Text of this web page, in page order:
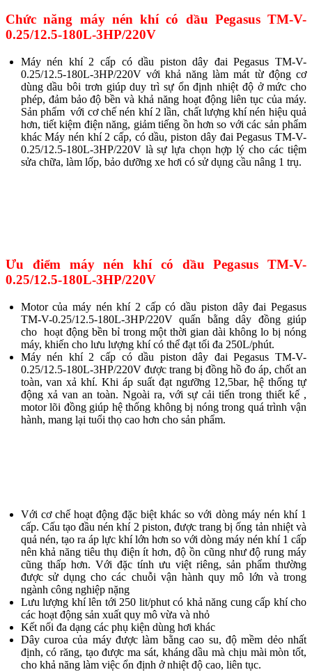
Chức năng máy nén khí có dầu Pegasus TM-V-
0.25/12.5-180L-3HP/220V
Máy nén khí 2 cấp có dầu piston dây đai Pegasus TM-V-
0.25/12.5-180L-3HP/220V với khả năng làm mát từ động cơ
dùng dầu bôi trơn giúp duy trì sự ổn định nhiệt độ ở mức cho
phép, đảm bảo độ bền và khả năng hoạt động liên tục của máy.
Sản phẩm với cơ chế nén khí 2 lần, chất lượng khí nén hiệu quả
hơn, tiết kiệm điện năng, giảm tiếng ồn hơn so với các sản phẩm
khác Máy nén khí 2 cấp, có dầu, piston dây đai Pegasus TM-V-
0.25/12.5-180L-3HP/220V là sự lựa chọn hợp lý cho các tiệm
sửa chữa, làm lốp, bảo dưỡng xe hơi có sử dụng cầu nâng 1 trụ.
Ưu điểm máy nén khí có dầu Pegasus TM-V-
0.25/12.5-180L-3HP/220V
Motor của máy nén khí 2 cấp có dầu piston dây đai Pegasus
TM-V-0.25/12.5-180L-3HP/220V quấn bằng dây đồng giúp
cho hoạt động bền bỉ trong một thời gian dài không lo bị nóng
máy, khiến cho lưu lượng khí có thể đạt tối đa 250L/phút.
Máy nén khí 2 cấp có dầu piston dây đai Pegasus TM-V-
0.25/12.5-180L-3HP/220V được trang bị đồng hồ đo áp, chốt an
toàn, van xả khí. Khi áp suất đạt ngưỡng 12,5bar, hệ thống tự
động xả van an toàn. Ngoài ra, với sự cải tiến trong thiết kế ,
motor lõi đồng giúp hệ thống không bị nóng trong quá trình vận
hành, mang lại tuổi thọ cao hơn cho sản phẩm.
Với cơ chế hoạt động đặc biệt khác so với dòng máy nén khí 1
cấp. Cấu tạo đầu nén khí 2 piston, được trang bị ống tản nhiệt và
quả nén, tạo ra áp lực khí lớn hơn so với dòng máy nén khí 1 cấp
nên khả năng tiêu thụ điện ít hơn, độ ồn cũng như độ rung máy
cũng thấp hơn. Với đặc tính ưu việt riêng, sản phẩm thường
được sử dụng cho các chuỗi vận hành quy mô lớn và trong
ngành công nghiệp nặng
Lưu lượng khí lên tới 250 lit/phut có khả năng cung cấp khí cho
các hoạt động sản xuất quy mô vừa và nhỏ
Kết nối đa dạng các phụ kiện dùng hơi khác
Dây curoa của máy được làm bằng cao su, độ mềm dẻo nhất
định, có răng, tạo được ma sát, kháng dầu mà chịu mài mòn tốt,
cho khả năng làm việc ổn định ở nhiệt độ cao, liên tục.